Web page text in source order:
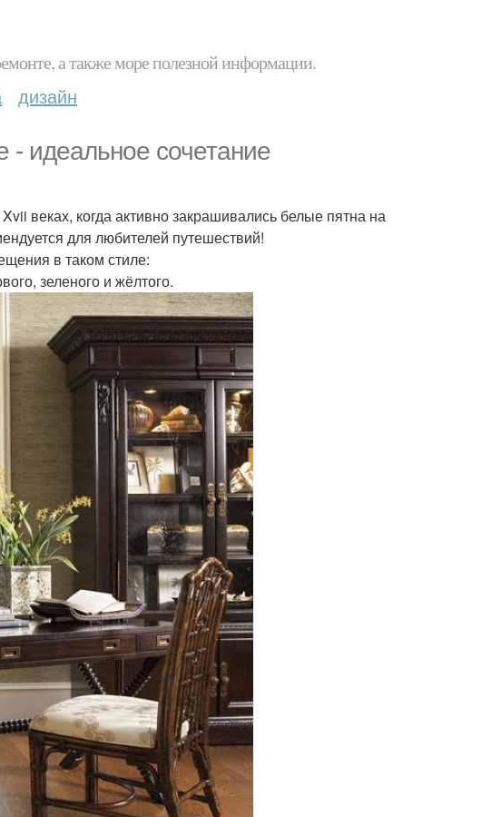
а также море полезной информации.
дизайн
- идеальное сочетание
веках, когда активно закрашивались белые пятна на
для любителей путешествий!
в таком стиле:
зеленого и жёлтого.